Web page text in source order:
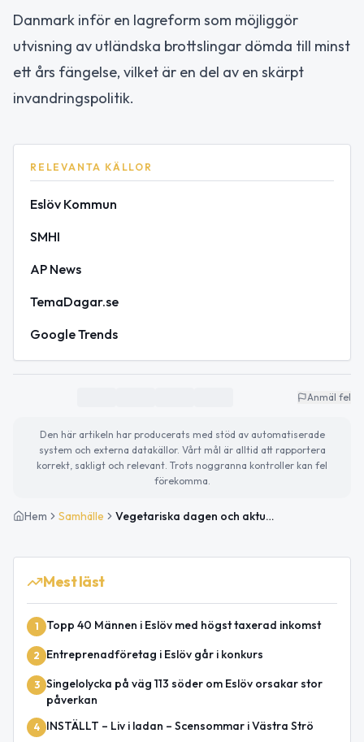
Danmark inför en lagreform som möjliggör
utvisning av utländska brottslingar dömda till minst
ett års fängelse, vilket är en del av en skärpt
invandringspolitik.
RELEVANTA KÄLLOR
Eslöv Kommun
SMHI
AP News
TemaDagar.se
Google Trends
Anmäl fel
Den här artikeln har producerats med stöd av automatiserade
system och externa datakällor. Vårt mål är alltid att rapportera
korrekt, sakligt och relevant. Trots noggranna kontroller kan fel
förekomma.
Hem Samhälle Vegetariska dagen och aktuella evenemang i Eslöv
Mest läst
1 Topp 40 Männen i Eslöv med högst taxerad inkomst
2 Entreprenadföretag i Eslöv går i konkurs
3 Singelolycka på väg 113 söder om Eslöv orsakar stor
påverkan
4 INSTÄLLT – Liv i ladan – Scensommar i Västra Strö